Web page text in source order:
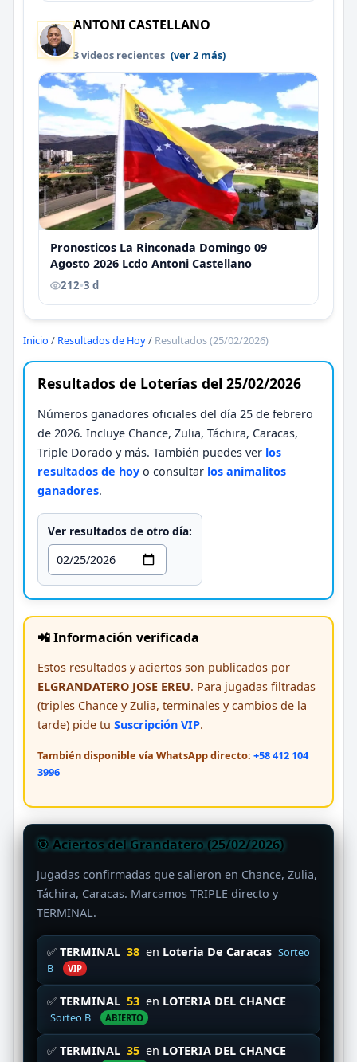
ANTONI CASTELLANO
3 videos recientes (ver 2 más)
Pronosticos La Rinconada Domingo 09
Agosto 2026 Lcdo Antoni Castellano
212•3 d
Inicio / Resultados de Hoy/ Resultados (25/02/2026)
Resultados de Loterías del 25/02/2026
Números ganadores oficiales del día 25 de febrero
de 2026. Incluye Chance, Zulia, Táchira, Caracas,
Triple Dorado y más. También puedes ver los
resultados de hoy o consultar los animalitos
ganadores.
Ver resultados de otro día:
📲 Información verificada
Estos resultados y aciertos son publicados por
ELGRANDATERO JOSE EREU. Para jugadas filtradas
(triples Chance y Zulia, terminales y cambios de la
tarde) pide tu Suscripción VIP.
También disponible vía WhatsApp directo: +58 412 104
3996
🎯 Aciertos del Grandatero (25/02/2026)
Jugadas confirmadas que salieron en Chance, Zulia,
Táchira, Caracas. Marcamos TRIPLE directo y
TERMINAL.
✅ TERMINAL 38 en Loteria De Caracas Sorteo
B
VIP
✅ TERMINAL 53 en LOTERIA DEL CHANCE
Sorteo B ABIERTO
✅ TERMINAL 35 en LOTERIA DEL CHANCE